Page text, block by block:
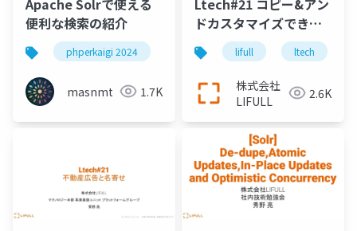
便利な検索の紹介
phperkaigi 2024 phperkaigi apache solr
masnmt 1.7K
ドカスタマイズできる
Solr
lifull ltech
株式会社
LIFULL
2.6K